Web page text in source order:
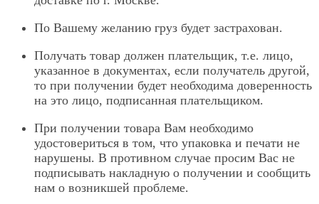
По Вашему желанию груз будет застрахован.
Получать товар должен плательщик, т.е. лицо,
указанное в документах, если получатель другой,
то при получении будет необходима доверенность
на это лицо, подписанная плательщиком.
При получении товара Вам необходимо
удостовериться в том, что упаковка и печати не
нарушены. В противном случае просим Вас не
подписывать накладную о получении и сообщить
нам о возникшей проблеме.